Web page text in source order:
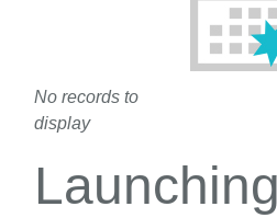
No records to
display